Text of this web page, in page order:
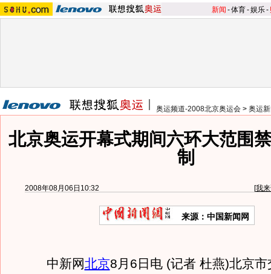
新闻 -体育-娱乐-
奥运频道-2008北京奥运会 > 奥运
北京奥运开幕式期间六环大范围
制
2008年08月06日10:32 [我
来源：中国新闻网
中新网北京8月6日电 (记者 杜燕)北京